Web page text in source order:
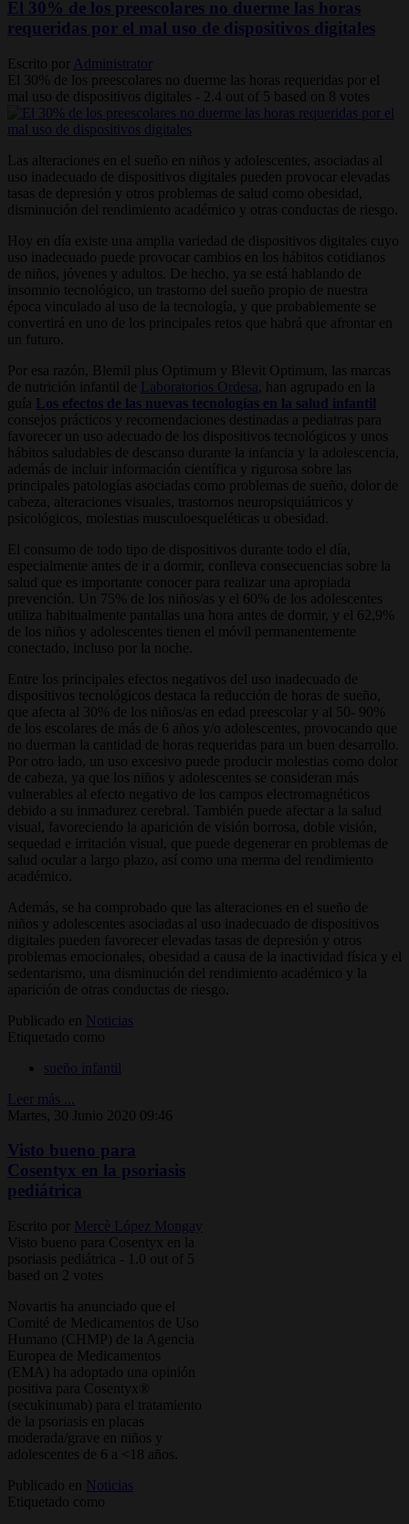
El 30% de los preescolares no duerme las horas
requeridas por el mal uso de dispositivos digitales
Escrito por
Administrator
El 30% de los preescolares no duerme las horas requeridas por el
mal uso de dispositivos digitales - 2.4 out of 5 based on 8 votes
Las alteraciones en el sueño en niños y adolescentes, asociadas al
uso inadecuado de dispositivos digitales pueden provocar elevadas
tasas de depresión y otros problemas de salud como obesidad,
disminución del rendimiento académico y otras conductas de riesgo.
Hoy en día existe una amplia variedad de dispositivos digitales cuyo
uso inadecuado puede provocar cambios en los hábitos cotidianos
de niños, jóvenes y adultos. De hecho, ya se está hablando de
insomnio tecnológico, un trastorno del sueño propio de nuestra
época vinculado al uso de la tecnología, y que probablemente se
convertirá en uno de los principales retos que habrá que afrontar en
un futuro.
Por esa razón, Blemil plus Optimum y Blevit Optimum, las marcas
de nutrición infantil de Laboratorios Ordesa , han agrupado en la
guía Los efectos de las nuevas tecnologías en la salud infantil
consejos prácticos y recomendaciones destinadas a pediatras para
favorecer un uso adecuado de los dispositivos tecnológicos y unos
hábitos saludables de descanso durante la infancia y la adolescencia,
además de incluir información científica y rigurosa sobre las
principales patologías asociadas como problemas de sueño, dolor de
cabeza, alteraciones visuales, trastornos neuropsiquiátricos y
psicológicos, molestias musculoesqueléticas u obesidad.
El consumo de todo tipo de dispositivos durante todo el día,
especialmente antes de ir a dormir, conlleva consecuencias sobre la
salud que es importante conocer para realizar una apropiada
prevención. Un 75% de los niños/as y el 60% de los adolescentes
utiliza habitualmente pantallas una hora antes de dormir, y el 62,9%
de los niños y adolescentes tienen el móvil permanentemente
conectado, incluso por la noche.
Entre los principales efectos negativos del uso inadecuado de
dispositivos tecnológicos destaca la reducción de horas de sueño,
que afecta al 30% de los niños/as en edad preescolar y al 50- 90%
de los escolares de más de 6 años y/o adolescentes, provocando que
no duerman la cantidad de horas requeridas para un buen desarrollo.
Por otro lado, un uso excesivo puede producir molestias como dolor
de cabeza, ya que los niños y adolescentes se consideran más
vulnerables al efecto negativo de los campos electromagnéticos
debido a su inmadurez cerebral. También puede afectar a la salud
visual, favoreciendo la aparición de visión borrosa, doble visión,
sequedad e irritación visual, que puede degenerar en problemas de
salud ocular a largo plazo, así como una merma del rendimiento
académico.
Además, se ha comprobado que las alteraciones en el sueño de
niños y adolescentes asociadas al uso inadecuado de dispositivos
digitales pueden favorecer elevadas tasas de depresión y otros
problemas emocionales, obesidad a causa de la inactividad física y el
sedentarismo, una disminución del rendimiento académico y la
aparición de otras conductas de riesgo.
Publicado en
Noticias
Etiquetado como
sueño infantil
Leer más ...
Martes, 30 Junio 2020 09:46
Visto bueno para
Cosentyx en la psoriasis
pediátrica
Escrito por
Mercè López Mongay
Visto bueno para Cosentyx en la
psoriasis pediátrica - 1.0 out of 5
based on
2 votes
Novartis ha anunciado que el
Comité de Medicamentos de Uso
Humano (CHMP) de la Agencia
Europea de Medicamentos
(EMA) ha adoptado una opinión
positiva para Cosentyx®
(secukinumab) para el tratamiento
de la psoriasis en placas
moderada/grave en niños y
adolescentes de 6 a <18 años.
Publicado en
Noticias
Etiquetado como